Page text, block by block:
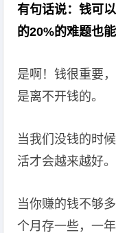
有句话说：钱可
的20%的难题也
是啊！钱很重要
是离不开钱的。
当我们没钱的时
活才会越来越好。
当你赚的钱不够
个月存一些，一